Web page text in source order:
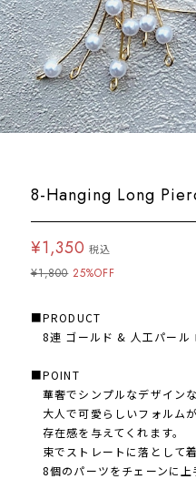
8-Hanging Long
¥1,350 税込
¥1,800 25%OFF
■PRODUCT
8連 ゴールド & 人工パール
■POINT
華奢でシンプルなデザイン
大人で可愛らしいフォルム
存在感を与えてくれます。
束でストレートに落として
8個のパーツをチェーンに上